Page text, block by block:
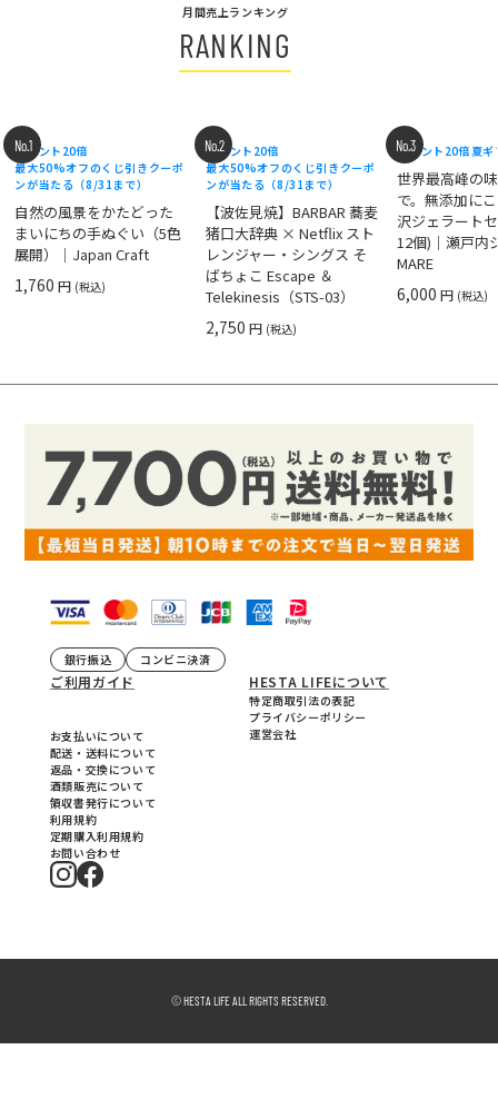
月間売上ランキング
RANKING
No.1
ポイント20倍
最大50%オフのくじ引きクーポ
ンが当たる（8/31まで）
自然の風景をかたどった
まいにちの手ぬぐい（5色
展開）｜Japan Craft
1,760円 (税込)
No.2
ポイント20倍
最大50%オフのくじ引きクーポ
ンが当たる（8/31まで）
【波佐見焼】BARBAR 蕎麦
猪口大辞典 × Netflix スト
レンジャー・シングス そ
ばちょこ Escape ＆
Telekinesis（STS-03）
2,750円 (税込)
No.3
ポイント20倍 夏
世界最高峰の
で。無添加に
沢ジェラート
12個)｜瀬戸内
MARE
6,000円 (税込)
銀行振込 コンビニ決済
ご利用ガイド
お支払いについて
配送・送料について
返品・交換について
酒類販売について
領収書発行について
利用規約
定期購入利用規約
お問い合わせ
HESTA LIFEについて
特定商取引法の表記
プライバシーポリシー
運営会社
© HESTA LIFE ALL RIGHTS RESERVED.